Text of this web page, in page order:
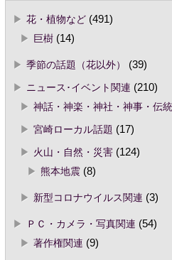
花・植物など(491)
巨樹(14)
季節の話題（花以外）
(39)
ニュース･イベント関連 (210)
神話・神楽・神社・神事・伝
宮崎ローカル話題 (17)
火山・自然・災害(124)
熊本地震(8)
新型コロナウイルス関連 (3)
ＰＣ・カメラ・写真関連 (54)
著作権関連 (9)